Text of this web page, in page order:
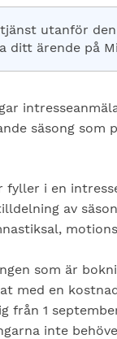
utanför
ditt ärende på
säsong som
i en
av
som är
med en
från 1
inte